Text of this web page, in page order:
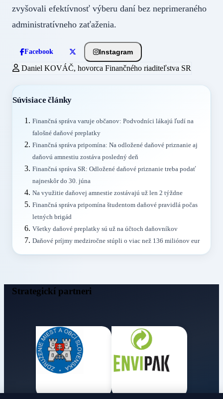
zvyšovali efektívnosť výberu daní bez neprimeraného
administratívneho zaťaženia.
Facebook Instagram
Daniel KOVÁČ, hovorca Finančného riaditeľstva SR
Súvisiace články
Finančná správa varuje občanov: Podvodníci lákajú ľudí na
falošné daňové preplatky
Finančná správa pripomína: Na odložené daňové priznanie aj
daňovú amnestiu zostáva posledný deň
Finančná správa SR: Odložené daňové priznanie treba podať
najneskôr do 30. júna
Na využitie daňovej amnestie zostávajú už len 2 týždne
Finančná správa pripomína študentom daňové pravidlá počas
letných brigád
Všetky daňové preplatky sú už na účtoch daňovníkov
Daňové príjmy medziročne stúpli o viac než 136 miliónov eur
Strategickí partneri